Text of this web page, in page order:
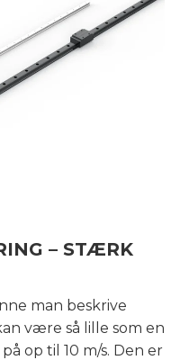
– STÆRK
man beskrive
være så lille som en
op til 10 m/s. Den er